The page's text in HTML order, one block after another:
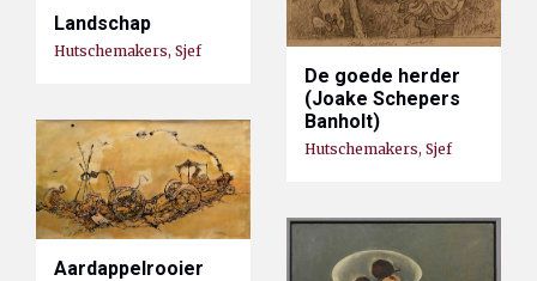
Landschap
Hutschemakers, Sjef
De goede herder
(Joake Schepers
Banholt)
Hutschemakers, Sjef
Aardappelrooier